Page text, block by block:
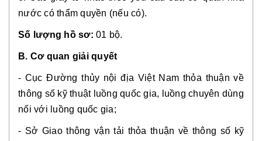
nước có thẩm quyền (nếu có).
Số lượng hồ sơ: 01 bộ.
B. Cơ quan giải quyết
- Cục Đường thủy nội địa Việt Nam thỏa thuận về
thông số kỹ thuật luồng quốc gia, luồng chuyên dùng
nối với luồng quốc gia;
- Sở Giao thông vận tải thỏa thuận về thông số kỹ